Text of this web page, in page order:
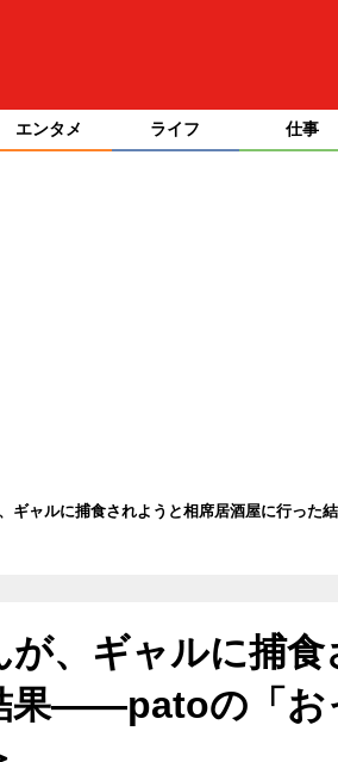
エンタメ ライフ 仕事
ギャルに捕食されようと相席居酒屋に行っ
が、ギャルに捕
果――patoの「お